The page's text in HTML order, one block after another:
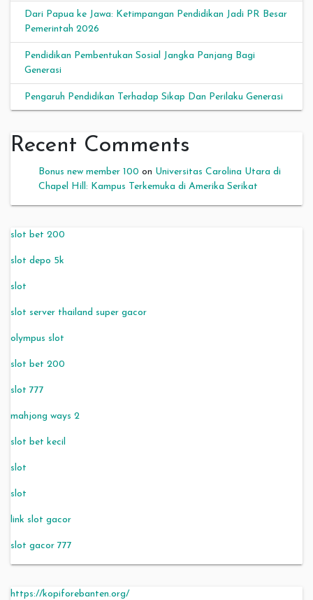
Dari Papua ke Jawa: Ketimpangan Pendidikan Jadi PR Besar
Pemerintah 2026
Pendidikan Pembentukan Sosial Jangka Panjang Bagi
Generasi
Pengaruh Pendidikan Terhadap Sikap Dan Perilaku Generasi
Recent Comments
Bonus new member 100 on Universitas Carolina Utara di
Chapel Hill: Kampus Terkemuka di Amerika Serikat
slot bet 200
slot depo 5k
slot
slot server thailand super gacor
olympus slot
slot bet 200
slot 777
mahjong ways 2
slot bet kecil
slot
slot
link slot gacor
slot gacor 777
https://kopiforebanten.org/